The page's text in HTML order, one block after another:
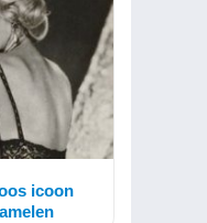
icoon